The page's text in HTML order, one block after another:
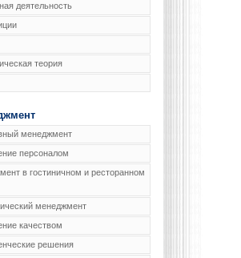
деятельность
теория
менеджмент
персоналом
в гостиничном и ресторанном
менеджмент
качеством
решения